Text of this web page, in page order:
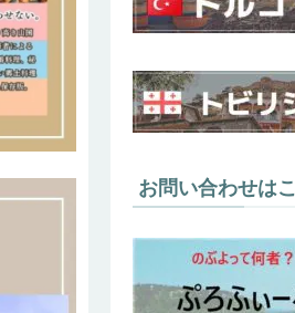
お問い合わせは